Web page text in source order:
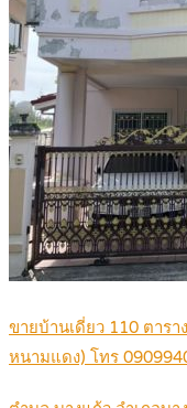
ขายบ้านเดี่ยว 110 ตาร
หนามแดง) โทร